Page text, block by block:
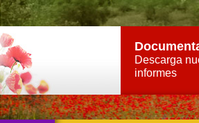
Descarga
informes